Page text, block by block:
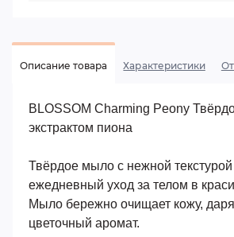
Описание товара Характеристики
BLOSSOM Charming Peony
экстрактом пиона
Твёрдое мыло с нежной текстурой
ежедневный уход за телом в
Мыло бережно очищает кожу, даря
цветочный аромат.